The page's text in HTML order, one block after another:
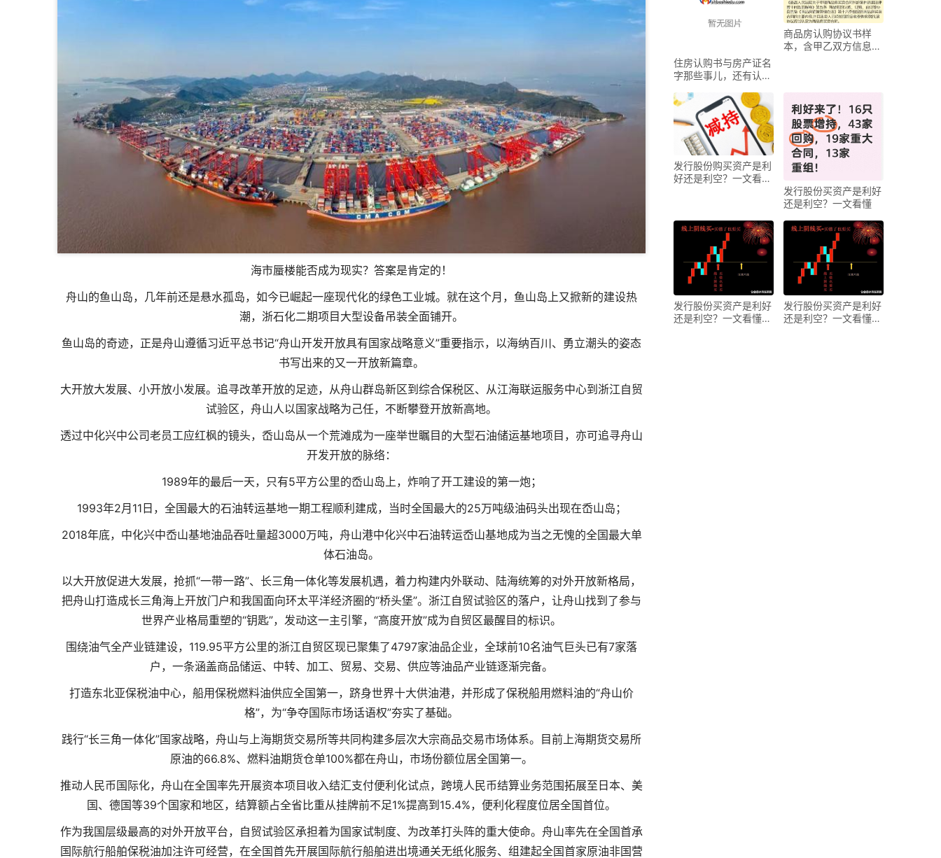
海市蜃楼能否成为现实？答案是肯定的！
舟山的鱼山岛，几年前还是悬水孤岛，如今已崛起一座现代化的绿色工业城。就在这个月，鱼山岛上又掀新的建设热
潮，浙石化二期项目大型设备吊装全面铺开。
鱼山岛的奇迹，正是舟山遵循习近平总书记“舟山开发开放具有国家战略意义”重要指示，以海纳百川、勇立潮头的姿态
书写出来的又一开放新篇章。
大开放大发展、小开放小发展。追寻改革开放的足迹，从舟山群岛新区到综合保税区、从江海联运服务中心到浙江自贸
试验区，舟山人以国家战略为己任，不断攀登开放新高地。
透过中化兴中公司老员工应红枫的镜头，岙山岛从一个荒滩成为一座举世瞩目的大型石油储运基地项目，亦可追寻舟山
开发开放的脉络：
1989年的最后一天，只有5平方公里的岙山岛上，炸响了开工建设的第一炮；
1993年2月11日，全国最大的石油转运基地一期工程顺利建成，当时全国最大的25万吨级油码头出现在岙山岛；
2018年底，中化兴中岙山基地油品吞吐量超3000万吨，舟山港中化兴中石油转运岙山基地成为当之无愧的全国最大单
体石油岛。
以大开放促进大发展，抢抓“一带一路”、长三角一体化等发展机遇，着力构建内外联动、陆海统筹的对外开放新格局，
把舟山打造成长三角海上开放门户和我国面向环太平洋经济圈的“桥头堡”。浙江自贸试验区的落户，让舟山找到了参与
世界产业格局重塑的“钥匙”，发动这一主引擎，“高度开放”成为自贸区最醒目的标识。
围绕油气全产业链建设，119.95平方公里的浙江自贸区现已聚集了4797家油品企业，全球前10名油气巨头已有7家落
户，一条涵盖商品储运、中转、加工、贸易、交易、供应等油品产业链逐渐完备。
打造东北亚保税油中心，船用保税燃料油供应全国第一，跻身世界十大供油港，并形成了保税船用燃料油的“舟山价
格”，为“争夺国际市场话语权”夯实了基础。
践行“长三角一体化”国家战略，舟山与上海期货交易所等共同构建多层次大宗商品交易市场体系。目前上海期货交易所
原油的66.8%、燃料油期货仓单100%都在舟山，市场份额位居全国第一。
推动人民币国际化，舟山在全国率先开展资本项目收入结汇支付便利化试点，跨境人民币结算业务范围拓展至日本、美
国、德国等39个国家和地区，结算额占全省比重从挂牌前不足1%提高到15.4%，便利化程度位居全国首位。
作为我国层级最高的对外开放平台，自贸试验区承担着为国家试制度、为改革打头阵的重大使命。舟山率先在全国首承
国际航行船舶保税油加注许可经营，在全国首先开展国际航行船舶进出境通关无纸化服务、组建起全国首家原油非国营
住房认购书与房产证名
字那些事儿，还有认购
商品房认购协议书样
本，含甲乙双方信息及
发行股份购买资产是利
好还是利空？一文看懂
发行股份买资产是利好
还是利空？一文看懂
发行股份买资产是利好
还是利空？一文看懂对
发行股份买资产是利好
还是利空？一文看懂对